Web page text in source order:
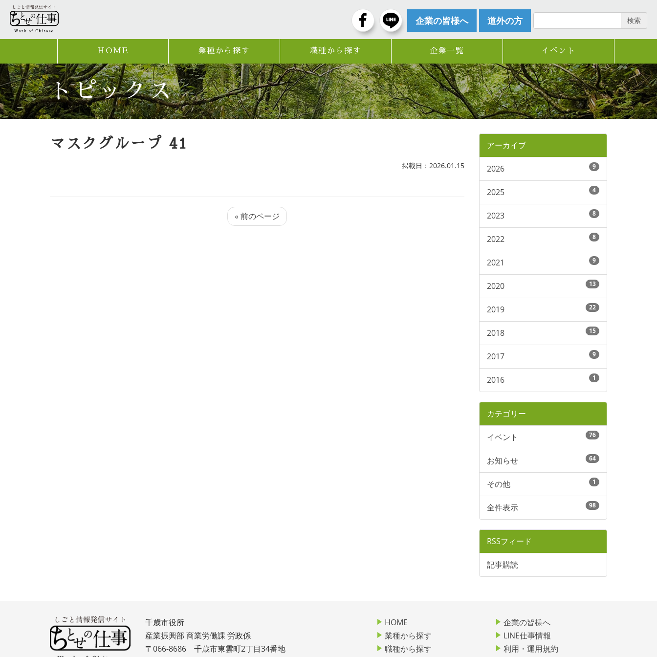
企業の皆様へ 道外の方 検索
HOME 業種から探す 職種から探す 企業一覧 イベント
トピックス
マスクグループ 41
掲載日：2026.01.15
« 前のページ
アーカイブ
2026 9
2025 4
2023 8
2022 8
2021 9
2020 13
2019 22
2018 15
2017 9
2016 1
カテゴリー
イベント 76
お知らせ 64
その他 1
全件表示 98
RSSフィード
記事購読
千歳市役所
産業振興部 商業労働課 労政係
〒066-8686 千歳市東雲町2丁目34番地
HOME
業種から探す
職種から探す
企業の皆様へ
LINE仕事情報
利用・運用規約